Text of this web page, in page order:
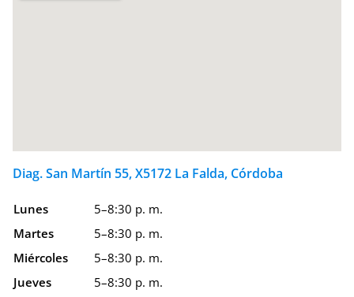
Diag. San Martín 55, X5172 La Falda, Córdoba
Lunes
5–8:30 p. m.
Martes
5–8:30 p. m.
Miércoles
5–8:30 p. m.
Jueves
5–8:30 p. m.